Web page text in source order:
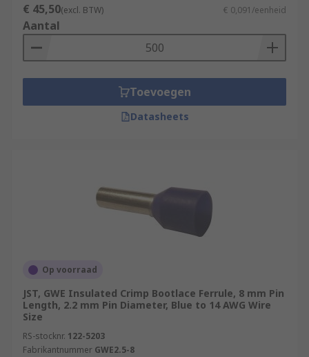
€ 45,50(excl. BTW) € 0,091/eenheid
Aantal
Toevoegen
Datasheets
Op voorraad
JST, GWE Insulated Crimp Bootlace Ferrule, 8 mm Pin
Length, 2.2 mm Pin Diameter, Blue to 14 AWG Wire
Size
RS-stocknr. 122-5203
Fabrikantnummer GWE2.5-8